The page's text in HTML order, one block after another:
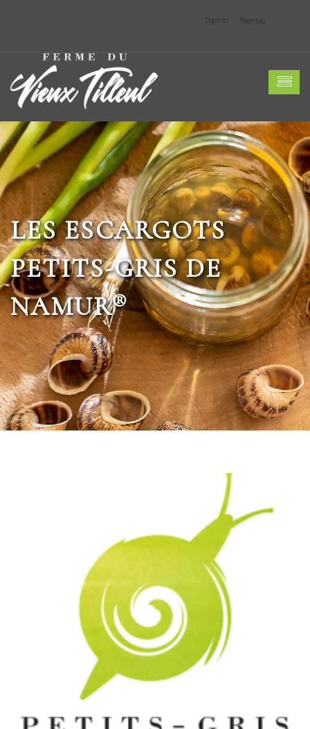
Sign in Sign up
LES ESCARGOTS
PETITS-GRIS DE
NAMUR®